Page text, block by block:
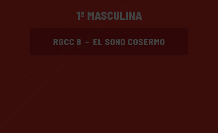
1ª MASCULINA
RGCC B - EL SOHO COSERMO